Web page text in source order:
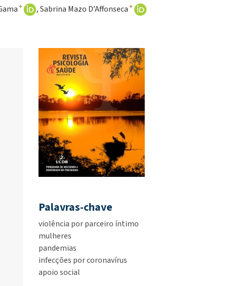
+ Sabrina Mazo D’Affonseca +
Palavras-chave
violência por parceiro íntimo
mulheres
pandemias
infecções por coronavírus
apoio social